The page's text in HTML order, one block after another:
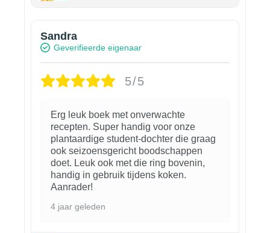
Sandra
Geverifieerde eigenaar
5/5
Erg leuk boek met onverwachte
recepten. Super handig voor onze
plantaardige student-dochter die graag
ook seizoensgericht boodschappen
doet. Leuk ook met die ring bovenin,
handig in gebruik tijdens koken.
Aanrader!
4 jaar geleden